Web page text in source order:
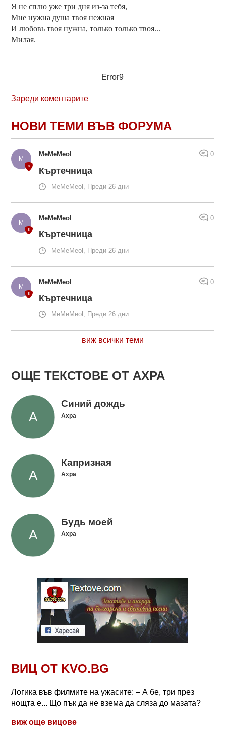
Я не сплю уже три дня из-за тебя,
Мне нужна душа твоя нежная
И любовь твоя нужна, только только твоя...
Милая.
Error9
Зареди коментарите
НОВИ ТЕМИ ВЪВ ФОРУМА
MeMeMeol 0
Къртечница
MeMeMeol, Преди 26 дни
MeMeMeol 0
Къртечница
MeMeMeol, Преди 26 дни
MeMeMeol 0
Къртечница
MeMeMeol, Преди 26 дни
виж всички теми
ОЩЕ ТЕКСТОВЕ ОТ АХРА
Синий дождь
Ахра
Капризная
Ахра
Будь моей
Ахра
ВИЦ ОТ KVO.BG
Логика във филмите на ужасите: – А бе, три през
нощта е... Що пък да не взема да сляза до мазата?
виж още вицове